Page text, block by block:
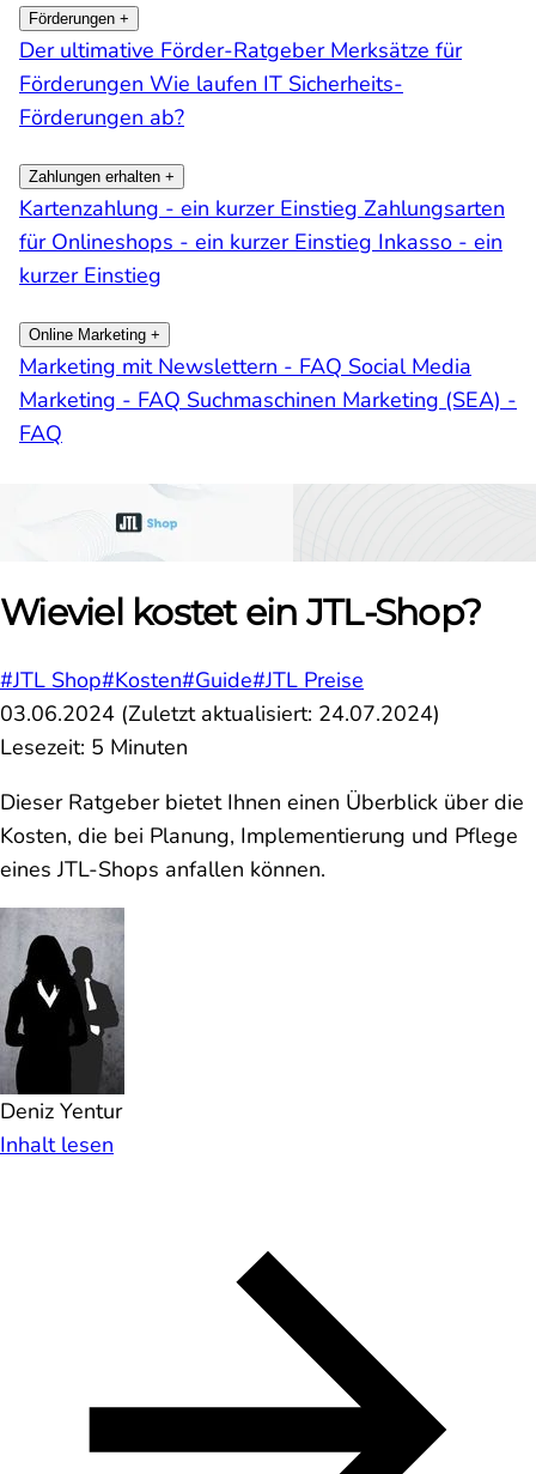
Förderungen +
Der ultimative Förder-Ratgeber Merksätze für
Förderungen Wie laufen IT Sicherheits-
Förderungen ab?
Zahlungen erhalten +
Kartenzahlung - ein kurzer Einstieg Zahlungsarten
für Onlineshops - ein kurzer Einstieg Inkasso - ein
kurzer Einstieg
Online Marketing +
Marketing mit Newslettern - FAQ Social Media
Marketing - FAQ Suchmaschinen Marketing (SEA) -
FAQ
Wieviel kostet ein JTL-Shop?
#JTL Shop#Kosten#Guide#JTL Preise
03.06.2024 (Zuletzt aktualisiert: 24.07.2024)
Lesezeit: 5 Minuten
Dieser Ratgeber bietet Ihnen einen Überblick über die
Kosten, die bei Planung, Implementierung und Pflege
eines JTL-Shops anfallen können.
Deniz Yentur
Inhalt lesen